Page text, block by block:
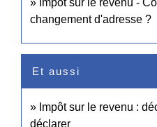
changement d'adresse ?
Et aussi
Impôt sur le revenu :
déclarer